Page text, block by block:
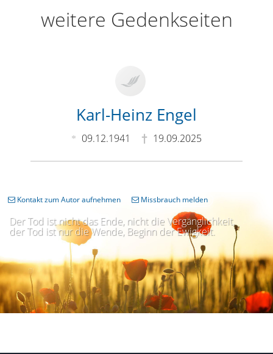
weitere Gedenkseiten
Karl-Heinz Engel
09.12.1941 19.09.2025
Der Tod ist nicht das Ende, nicht die Vergänglichkeit,
der Tod ist nur die Wende, Beginn der Ewigkeit.
Kontakt zum Autor aufnehmen Missbrauch melden